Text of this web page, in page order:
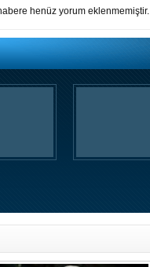
henüz yorum eklenmemiştir.